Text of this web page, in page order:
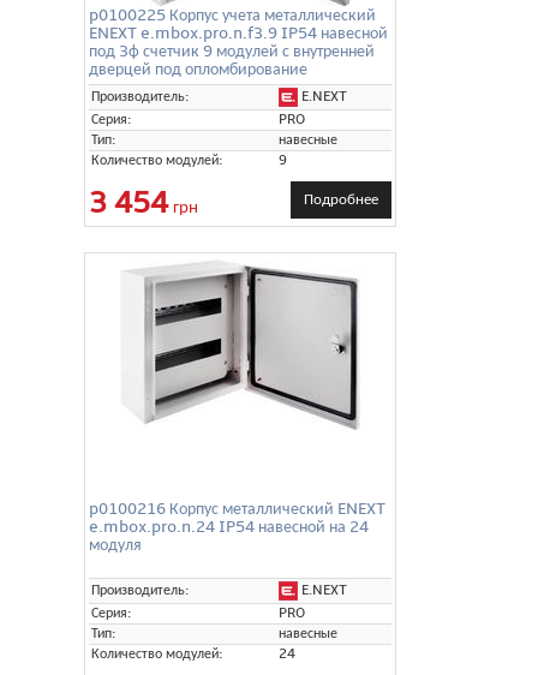
p0100225 Корпус учета металлический
ENEXT e.mbox.pro.n.f3.9 IP54 навесной
под 3ф счетчик 9 модулей с внутренней
дверцей под опломбирование
Производитель:
E.NEXT
Серия:
PRO
Тип:
навесные
Количество модулей:
9
3 454грн Подробнее
p0100216 Корпус металлический ENEXT
e.mbox.pro.n.24 IP54 навесной на 24
модуля
Производитель:
E.NEXT
Серия:
PRO
Тип:
навесные
Количество модулей:
24